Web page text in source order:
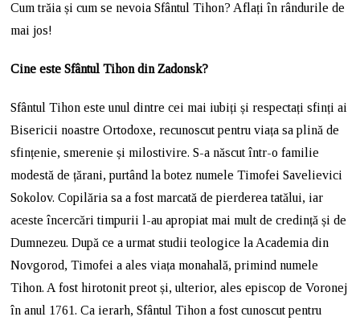
Cum trăia și cum se nevoia Sfântul Tihon? Aflați în rândurile de
mai jos!
Cine este Sfântul Tihon din Zadonsk?
Sfântul Tihon este unul dintre cei mai iubiți și respectați sfinți ai
Bisericii noastre Ortodoxe, recunoscut pentru viața sa plină de
sfințenie, smerenie și milostivire. S-a născut într-o familie
modestă de țărani, purtând la botez numele Timofei Savelievici
Sokolov. Copilăria sa a fost marcată de pierderea tatălui, iar
aceste încercări timpurii l-au apropiat mai mult de credință și de
Dumnezeu. După ce a urmat studii teologice la Academia din
Novgorod, Timofei a ales viața monahală, primind numele
Tihon. A fost hirotonit preot și, ulterior, ales episcop de Voronej
în anul 1761. Ca ierarh, Sfântul Tihon a fost cunoscut pentru